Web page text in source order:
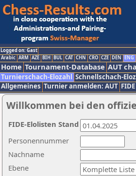
Logged on: Gast
Arabic ARM AZE BIH BUL CAT CHN CRO CZE DEN ENG
Home Tournament-Database AUT
Turnierschach-Elozahl Schnellschach-
Allgemeines Turnier anmelden: AUT FIDE
Willkommen bei den
Nachname
Ebene
Personennummer
FIDE-Elolisten Stand